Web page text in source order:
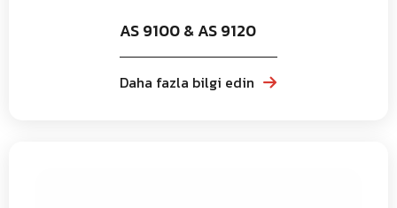
AS 9100 & AS 9120
Daha fazla bilgi edin